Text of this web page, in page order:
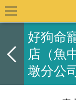
好狗命
店（魚
墩分公